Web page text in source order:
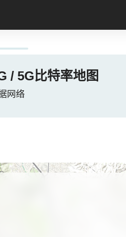
/ 5G比特率地图
网络